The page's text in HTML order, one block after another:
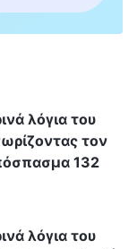
λόγια του
τον
132
λόγια του